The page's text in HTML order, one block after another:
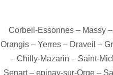
Corbeil-Essonnes – Massy –
Orangis – Yerres – Draveil –
– Chilly-Mazarin – Saint-
Senart– epinay-sur-Orge –